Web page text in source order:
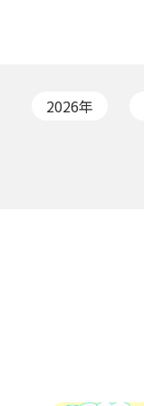
2026年